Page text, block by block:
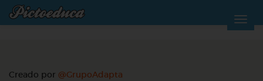
Creado por @GrupoAdapta